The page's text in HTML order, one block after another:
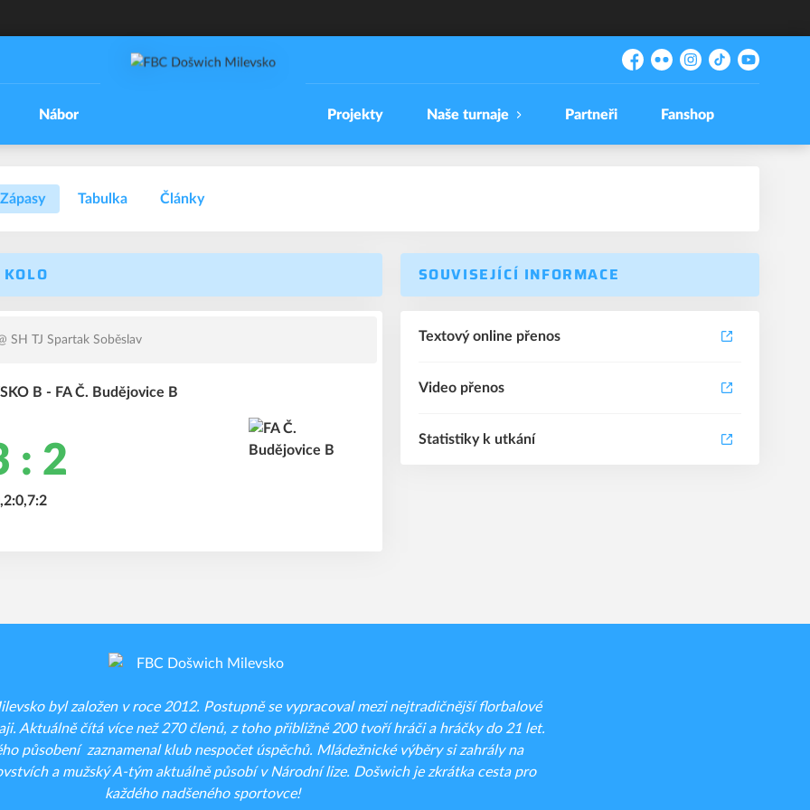
Facebook
Flickr Instagram
TikTokYouTube
Nábor Projekty Naše turnaje Partneři Fanshop
Zápasy Tabulka Články
SH TJ Spartak Soběslav
B - FA Č. Budějovice B
: 2
SOUVISEJÍCÍ INFORMACE
Textový online přenos
Video přenos
Statistiky k utkání
byl založen v roce 2012. Postupně se vypracoval mezi nejtradičnější florbalové
Aktuálně čítá více než 270 členů, z toho přibližně 200 tvoří hráči a hráčky do 21 let.
působení zaznamenal klub nespočet úspěchů. Mládežnické výběry si zahrály na
a mužský A-tým aktuálně působí v Národní lize. Došwich je zkrátka cesta pro
každého nadšeného sportovce!